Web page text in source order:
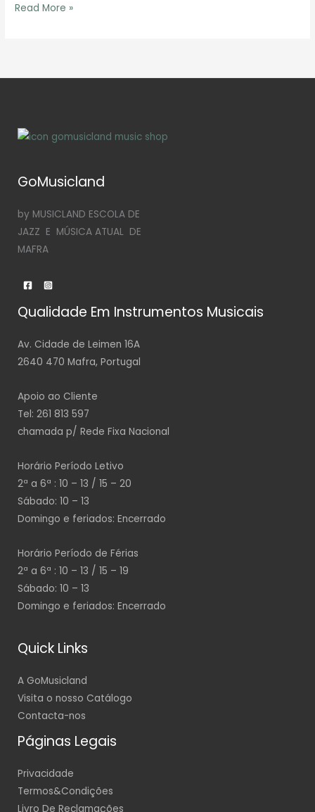
Read More »
GoMusicland
by MUSICLAND ESCOLA DE
JAZZ E MÚSICA ATUAL DE
MAFRA
Qualidade Em Instrumentos Musicais
Av. Cidade de Leimen 16A
2640 470 Mafra, Portugal
Apoio ao Cliente
Tel: 261 813 597
chamada p/ Rede Fixa Nacional
Horário Período Letivo
2ª a 6ª : 10 – 13 / 15 – 20
Sábado: 10 – 13
Domingo e feriados: Encerrado
Horário Período de Férias
2ª a 6ª : 10 – 13 / 15 – 19
Sábado: 10 – 13
Domingo e feriados: Encerrado
Quick Links
A GoMusicland
Visita o nosso Catálogo
Contacta-nos
Páginas Legais
Privacidade
Termos&Condições
Livro De Reclamações